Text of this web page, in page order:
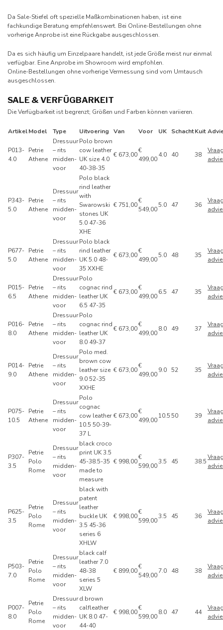
Da Sale-Stiefel oft spezielle Maßkombinationen haben, ist eine
fachkundige Beratung empfehlenswert. Bei Online-Bestellungen ohne
vorherige Anprobe ist eine Rückgabe ausgeschlossen.
Da es sich häufig um Einzelpaare handelt, ist jede Größe meist nur einmal
verfügbar. Eine Anprobe im Showroom wird empfohlen.
Online-Bestellungen ohne vorherige Vermessung sind vom Umtausch
ausgeschlossen.
SALE & VERFÜGBARKEIT
Die Verfügbarkeit ist begrenzt; Größen und Farben können variieren.
ArtikelModel Type Uitvoering Van Voor UK SchachtKuit
P013-
4.0
Petrie
Athene
Dressuur
– rits
midden-
voor
Polo brown
cow leather
UK size 4.0
40-38-35
€ 673,00
€
499,00
4.0 40 38
P343-
5.0
Petrie
Athene
Dressuur
– rits
midden-
voor
Polo black
rind leather
with
Swarowski
stones UK
5.0 47-36
XHE
€ 751,00
€
549,00
5.0 47 36
P677-
5.0
Petrie
Athene
Dressuur
– rits
midden-
voor
Polo black
rind leather
UK 5.0 48-
35 XXHE
€ 673,00
€
499,00
5.0 48 35
P015-
6.5
Petrie
Athene
Dressuur
– rits
midden-
voor
Polo
cognac rind
leather UK
6.5 47-35
€ 673,00
€
499,00
6.5 47 35
P016-
8.0
Petrie
Athene
Dressuur
– rits
midden-
voor
Polo
cognac rind
leather UK
8.0 49-37
€ 673,00
€
499,00
8.0 49 37
P014-
9.0
Petrie
Athene
Dressuur
– rits
midden-
voor
Polo med.
brown cow
leather size
9.0 52-35
XXHE
€ 673,00
€
499,00
9.0 52 35
P075-
10.5
Petrie
Athene
Dressuur
– rits
midden-
voor
Polo
cognac
cow leather
10.5 50-39-
37 L
€ 673,00
€
499,00
10.550 39
P307-
3.5
Petrie
Polo
Rome
Dressuur
– rits
midden-
voor
black croco
print UK 3.5
45-38.5-35
made to
measure
€ 998,00
€
599,00
3.5 45 38.5
P625-
3.5
Petrie
Polo
Rome
Dressuur
– rits
midden-
voor
black with
patent
leather
buckle UK
3.5 45-36
series 6
XHLW
€ 998,00
€
599,00
3.5 45 36
P503-
7.0
Petrie
Polo
Rome
Dressuur
– rits
midden-
voor
black calf
leather 7.0
48-38
series 5
XLW
€ 899,00
€
549,00
7.0 48 38
P007-
8.0
Petrie
Polo
Rome
Dressuur
– rits
midden-
voor
d.brown
calfleather
UK 8.0 47-
44-40
€ 998,00
€
599,00
8.0 47 44